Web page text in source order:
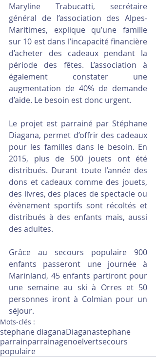
Maryline Trabucatti, secrétaire
général de l’association des Alpes-
Maritimes, explique qu’une famille
sur 10 est dans l’incapacité financière
d’acheter des cadeaux pendant la
période des fêtes. L’association à
également constater une
augmentation de 40% de demande
d’aide. Le besoin est donc urgent.
Le projet est parrainé par Stéphane
Diagana, permet d’offrir des cadeaux
pour les familles dans le besoin. En
2015, plus de 500 jouets ont été
distribués. Durant toute l’année des
dons et cadeaux comme des jouets,
des livres, des places de spectacle ou
évènement sportifs sont récoltés et
distribués à des enfants mais, aussi
des adultes.
Grâce au secours populaire 900
enfants passeront une journée à
Marinland, 45 enfants partiront pour
une semaine au ski à Orres et 50
personnes iront à Colmian pour un
séjour.
Mots-clés :
stephane diaganaDiaganastephane
parrainparrainagenoelvertsecours
populaire